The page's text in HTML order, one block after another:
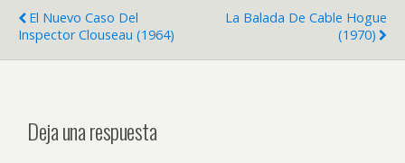
El Nuevo Caso Del
Inspector Clouseau (1964)
La Balada De Cable Hogue
(1970)
Deja una respuesta